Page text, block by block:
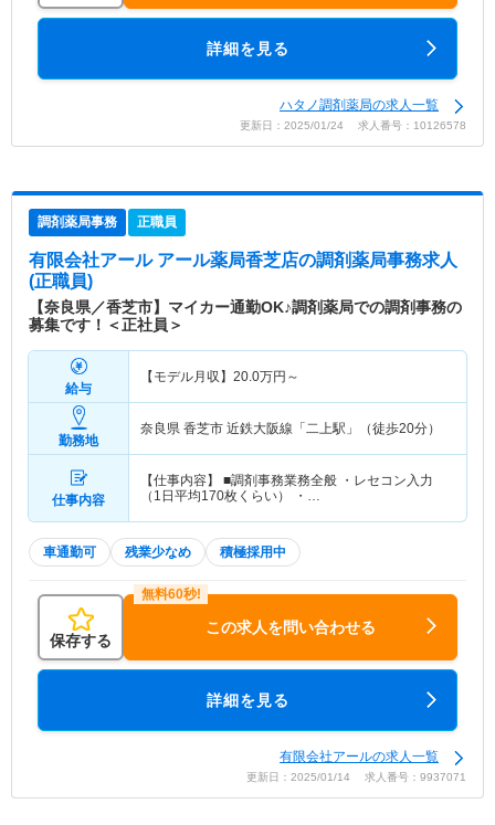
詳細を見る
ハタノ調剤薬局の求人一覧
更新日：2025/01/24 求人番号：10126578
調剤薬局事務 正職員
有限会社アール アール薬局香芝店の調剤薬局事務求人
(正職員)
【奈良県／香芝市】マイカー通勤OK♪調剤薬局での調剤事務の
募集です！＜正社員＞
給与
【モデル月収】 20.0万円～
勤務地
奈良県 香芝市 近鉄大阪線「二上駅」（徒歩20分）
仕事内容
【仕事内容】 ■調剤事務業務全般 ・レセコン入力
（1日平均170枚くらい） ・…
車通勤可 残業少なめ 積極採用中
保存する
この求人を問い合わせる
詳細を見る
有限会社アールの求人一覧
更新日：2025/01/14 求人番号：9937071